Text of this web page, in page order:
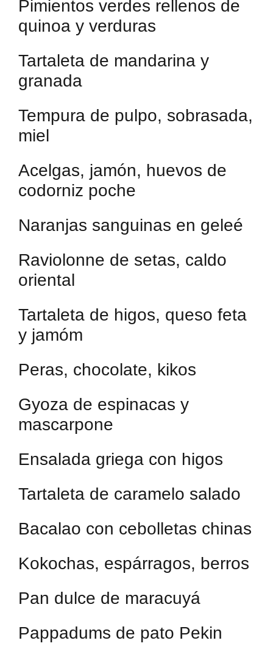
Pimientos verdes rellenos de
quinoa y verduras
Tartaleta de mandarina y
granada
Tempura de pulpo, sobrasada,
miel
Acelgas, jamón, huevos de
codorniz poche
Naranjas sanguinas en geleé
Raviolonne de setas, caldo
oriental
Tartaleta de higos, queso feta
y jamóm
Peras, chocolate, kikos
Gyoza de espinacas y
mascarpone
Ensalada griega con higos
Tartaleta de caramelo salado
Bacalao con cebolletas chinas
Kokochas, espárragos, berros
Pan dulce de maracuyá
Pappadums de pato Pekin